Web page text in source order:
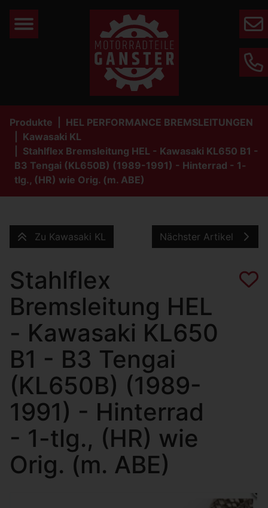
Mail
Produkte
HEL PERFORMANCE BREMSLEITUNGEN
Kawasaki KL
Stahlflex Bremsleitung HEL - Kawasaki KL650 B1 -
B3 Tengai (KL650B) (1989-1991) - Hinterrad - 1-
tlg., (HR) wie Orig. (m. ABE)
Zu Kawasaki KL Nächster Artikel
Stahlflex
Bremsleitung HEL
- Kawasaki KL650
B1 - B3 Tengai
(KL650B) (1989-
1991) - Hinterrad
- 1-tlg., (HR) wie
Orig. (m. ABE)